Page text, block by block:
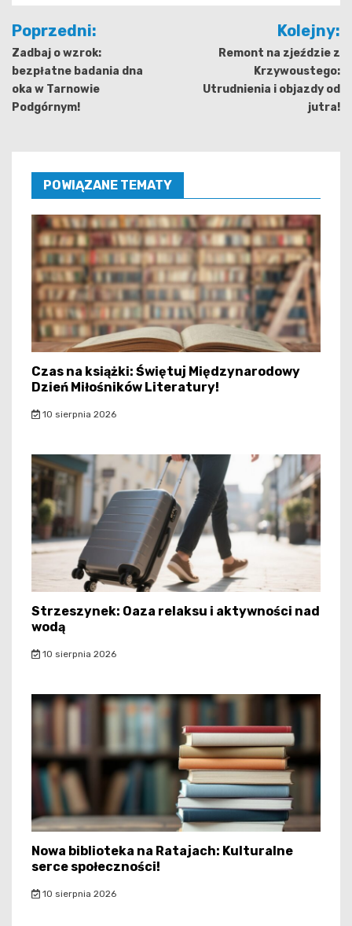
Nawigacja
wpisu
Poprzedni:
Zadbaj o wzrok:
bezpłatne badania dna
oka w Tarnowie
Podgórnym!
Kolejny:
Remont na zjeździe z
Krzywoustego:
Utrudnienia i objazdy od
jutra!
POWIĄZANE TEMATY
Czas na książki: Świętuj Międzynarodowy
Dzień Miłośników Literatury!
10 sierpnia 2026
Strzeszynek: Oaza relaksu i aktywności nad
wodą
10 sierpnia 2026
Nowa biblioteka na Ratajach: Kulturalne
serce społeczności!
10 sierpnia 2026